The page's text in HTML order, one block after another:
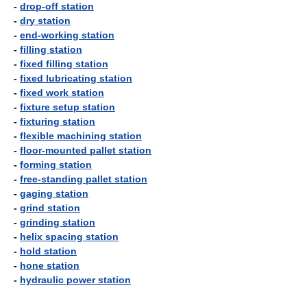
- drop-off station
- dry station
- end-working station
- filling station
- fixed filling station
- fixed lubricating station
- fixed work station
- fixture setup station
- fixturing station
- flexible machining station
- floor-mounted pallet station
- forming station
- free-standing pallet station
- gaging station
- grind station
- grinding station
- helix spacing station
- hold station
- hone station
- hydraulic power station